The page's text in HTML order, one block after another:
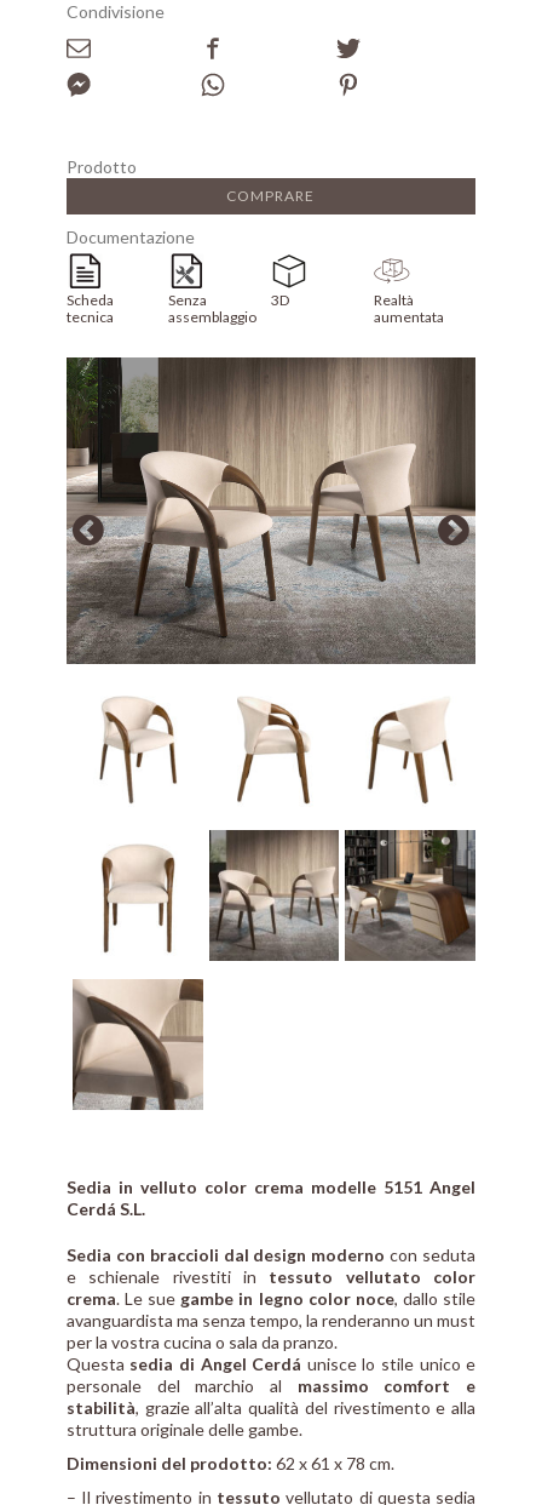
Condivisione
Prodotto
COMPRARE
Documentazione
Scheda
tecnica
Senza
assemblaggio
3D
Realtà
aumentata
Array
Sedia in velluto color crema modelle 5151 Angel
Cerdá S.L.
Sedia con braccioli dal design moderno con seduta
e schienale rivestiti in tessuto vellutato color
crema. Le sue gambe in legno color noce, dallo stile
avanguardista ma senza tempo, la renderanno un must
per la vostra cucina o sala da pranzo.
Questa sedia di Angel Cerdá unisce lo stile unico e
personale del marchio al massimo comfort e
stabilità, grazie all’alta qualità del rivestimento e alla
struttura originale delle gambe.
Dimensioni del prodotto: 62 x 61 x 78 cm.
– Il rivestimento in tessuto vellutato di questa sedia